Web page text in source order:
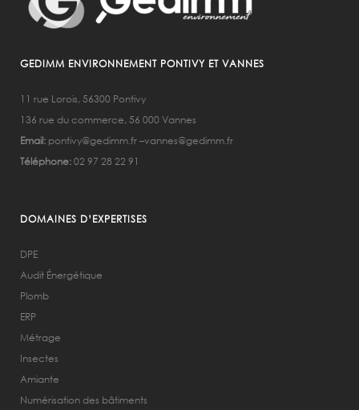
GEDIMM ENVIRONNEMENT PONTIVY ET VANNES
11 rue Lorois, 56300 Pontivy
136 rue du commerce, 56 000 Vannes
Email: pontivy@gedimm.fr –vannes@gedimm.fr
Téléphone:02 97 28 22 91
DOMAINES D’EXPERTISES
DPE
Audit Énergétique
Plomb
ERP
Métrage
Insectes
Amiante
Numérisation des bâtiments